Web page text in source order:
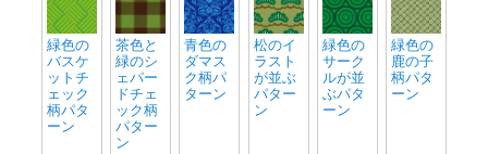
緑色の
バスケ
ットチ
ェック
柄パタ
ーン
茶色と
緑のシ
ェパー
ドチェ
ック柄
パター
ン
青色の
ダマス
ク柄パ
ターン
松のイ
ラスト
が並ぶ
パター
ン
緑色の
サーク
ルが並
ぶパタ
ーン
緑色の
鹿の子
柄パタ
ーン